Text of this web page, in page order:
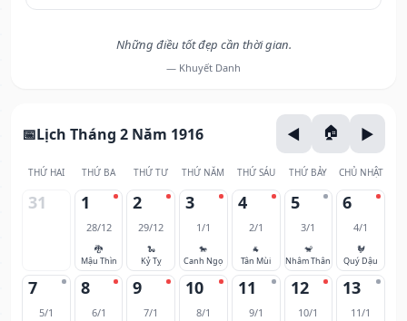
Những điều tốt đẹp cần thời gian.
— Khuyết Danh
Lịch Tháng 2 Năm 1916
THỨ HAI THỨ BA THỨ TƯ THỨ NĂM THỨ SÁU THỨ BẢY CHỦ NHẬT
31 1
28/12
🐉
Mậu Thìn
2
29/12
🐍
Kỷ Tỵ
3
1/1
🐎
Canh Ngọ
4
2/1
🐐
Tân Mùi
5
3/1
🐒
Nhâm Thân
6
4/1
🐓
Quý Dậu
7
5/1
8
6/1
9
7/1
10
8/1
11
9/1
12
10/1
13
11/1